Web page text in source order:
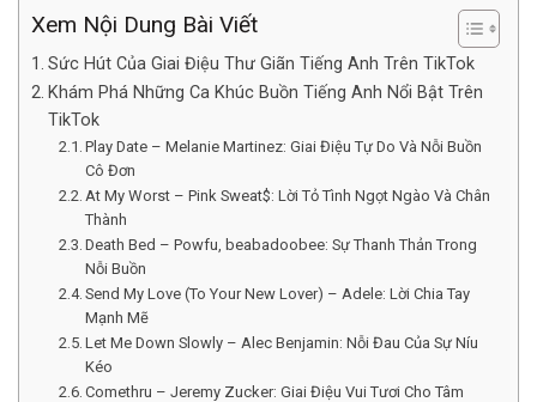
Xem Nội Dung Bài Viết
Sức Hút Của Giai Điệu Thư Giãn Tiếng Anh Trên TikTok
Khám Phá Những Ca Khúc Buồn Tiếng Anh Nổi Bật Trên
TikTok
Play Date – Melanie Martinez: Giai Điệu Tự Do Và Nỗi Buồn
Cô Đơn
At My Worst – Pink Sweat$: Lời Tỏ Tình Ngọt Ngào Và Chân
Thành
Death Bed – Powfu, beabadoobee: Sự Thanh Thản Trong
Nỗi Buồn
Send My Love (To Your New Lover) – Adele: Lời Chia Tay
Mạnh Mẽ
Let Me Down Slowly – Alec Benjamin: Nỗi Đau Của Sự Níu
Kéo
Comethru – Jeremy Zucker: Giai Điệu Vui Tươi Cho Tâm